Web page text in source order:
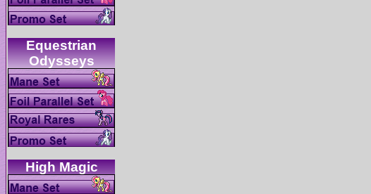
Equestrian